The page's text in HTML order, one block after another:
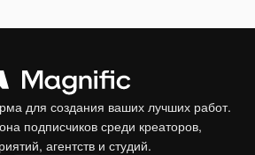
для создания ваших лучших работ.
подписчиков среди креаторов,
агентств и студий.